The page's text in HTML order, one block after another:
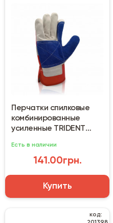
Перчатки спилковые
комбинированные
усиленные TRIDENT
Есть в наличии
141.00грн.
Купить
код: